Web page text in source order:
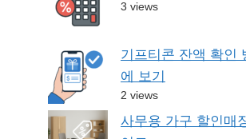
3 views
기프티콘 잔액 확인
에 보기
2 views
사무용 가구 할인매